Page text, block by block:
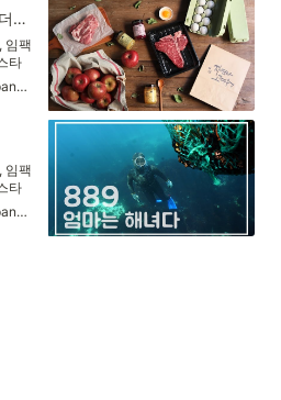
불필요한 포장을 줄이면 더욱 신선한 먹거리가 눈앞에
임팩
타
https://www.ohmycompany.com/reward/7623
임팩
타
https://www.ohmycompany.com/reward/8073